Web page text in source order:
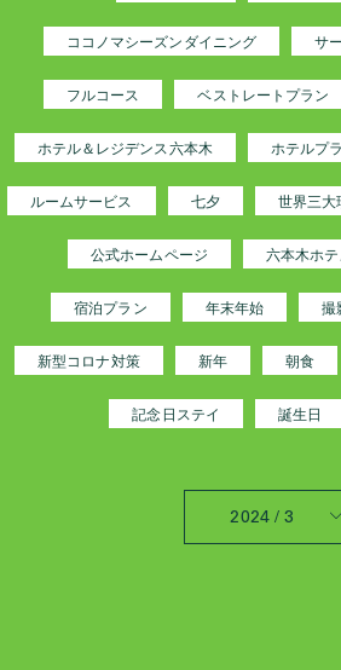
ココノマシーズンダイニング サ
フルコース ベストレートプラン
ホテル＆レジデンス六本木 ホテルプ
ルームサービス 七夕 世界三大
公式ホームページ 六本木ホ
宿泊プラン 年末年始 撮
新型コロナ対策 新年 朝食
記念日ステイ 誕生日
2024 / 3